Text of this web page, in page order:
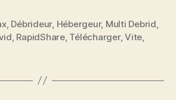
, Débrideur, Hébergeur, Multi Debrid
RapidShare, Télécharger,Vite